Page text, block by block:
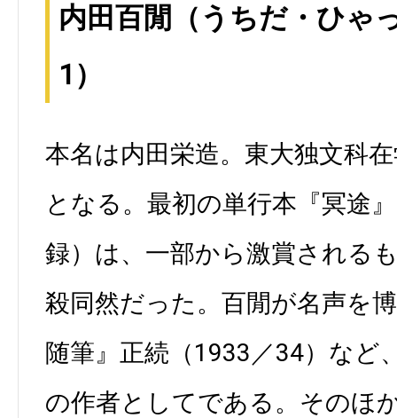
内田百閒（うちだ・ひゃ
1）
本名は内田栄造。東大独文科
となる。最初の単行本『冥途
録）は、一部から激賞される
殺同然だった。百閒が名声を
随筆』正続（1933／34）など
の作者としてである。そのほ